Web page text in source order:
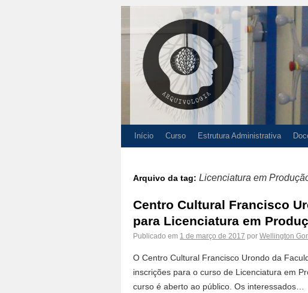
Início Curso Estrutura Administrativa
Arquivo da tag: Licenciatura em
Centro Cultural Francisco
para Licenciatura em
Publicado em 1 de março de 2017 por Wellington
O Centro Cultural Francisco Urondo da
inscrições para o curso de Licenciatura em
curso é aberto ao público. Os interessados…